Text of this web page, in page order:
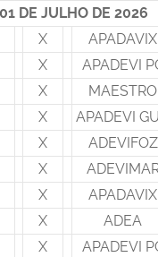
DE JULHO DE 2026
X
APADAVIX
X
APADEVI
X
MAESTRO
X
APADEVI
X
ADEVIFOZ
X
X
APADAVIX
X
ADEA
X
APADEVI